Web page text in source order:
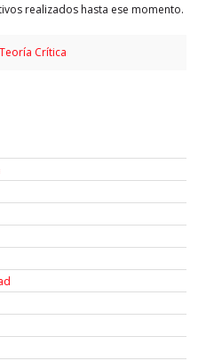
realizados hasta ese momento.
Teoría Crítica